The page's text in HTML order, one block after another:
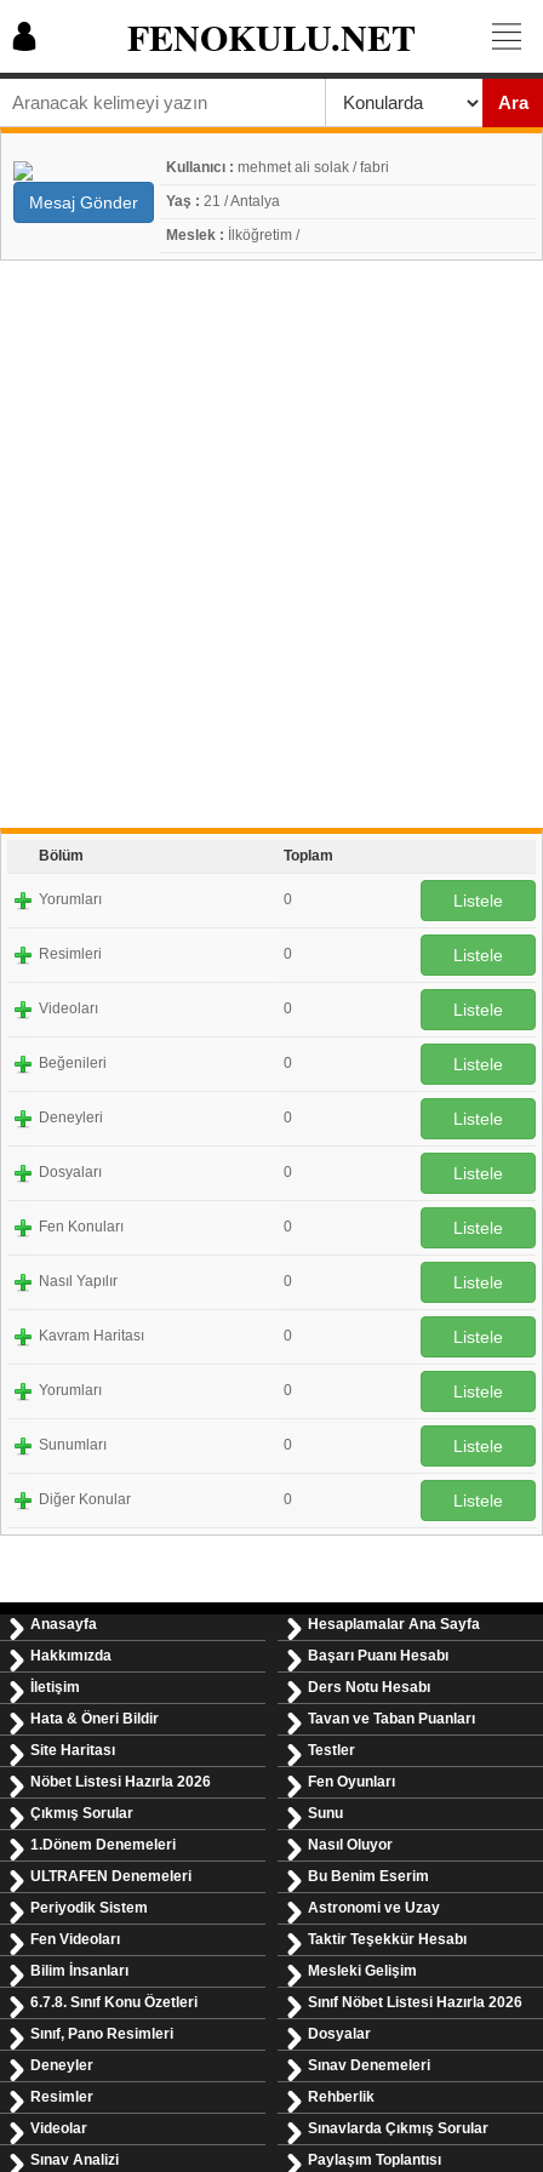
FENOKULU.NET
Ara
Mesaj Gönder
Kullanıcı : mehmet ali solak / fabri
Yaş : 21 / Antalya
Meslek : İlköğretim /
Bölüm Toplam
Yorumları 0 Listele
Resimleri 0 Listele
Videoları 0 Listele
Beğenileri 0 Listele
Deneyleri 0 Listele
Dosyaları 0 Listele
Fen Konuları 0 Listele
Nasıl Yapılır 0 Listele
Kavram Haritası 0 Listele
Yorumları 0 Listele
Sunumları 0 Listele
Diğer Konular 0 Listele
Anasayfa
Hakkımızda
İletişim
Hata & Öneri Bildir
Site Haritası
Nöbet Listesi Hazırla 2026
Çıkmış Sorular
1.Dönem Denemeleri
ULTRAFEN Denemeleri
Periyodik Sistem
Fen Videoları
Bilim İnsanları
6.7.8. Sınıf Konu Özetleri
Sınıf, Pano Resimleri
Deneyler
Resimler
Videolar
Sınav Analizi
Hesaplamalar Ana Sayfa
Başarı Puanı Hesabı
Ders Notu Hesabı
Tavan ve Taban Puanları
Testler
Fen Oyunları
Sunu
Nasıl Oluyor
Bu Benim Eserim
Astronomi ve Uzay
Taktir Teşekkür Hesabı
Mesleki Gelişim
Sınıf Nöbet Listesi Hazırla 2026
Dosyalar
Sınav Denemeleri
Rehberlik
Sınavlarda Çıkmış Sorular
Paylaşım Toplantısı